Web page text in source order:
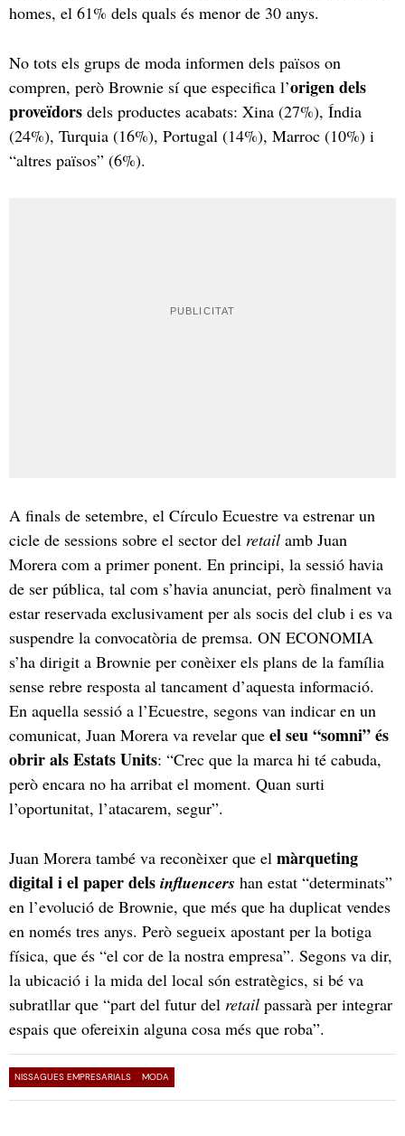
homes, el 61% dels quals és menor de 30 anys.
No tots els grups de moda informen dels països on
compren, però Brownie sí que especifica l’origen dels
proveïdors dels productes acabats: Xina (27%), Índia
(24%), Turquia (16%), Portugal (14%), Marroc (10%) i
“altres països” (6%).
A finals de setembre, el Círculo Ecuestre va estrenar un
cicle de sessions sobre el sector del retail amb Juan
Morera com a primer ponent. En principi, la sessió havia
de ser pública, tal com s’havia anunciat, però finalment va
estar reservada exclusivament per als socis del club i es va
suspendre la convocatòria de premsa. ON ECONOMIA
s’ha dirigit a Brownie per conèixer els plans de la família
sense rebre resposta al tancament d’aquesta informació.
En aquella sessió a l’Ecuestre, segons van indicar en un
comunicat, Juan Morera va revelar que el seu “somni” és
obrir als Estats Units: “Crec que la marca hi té cabuda,
però encara no ha arribat el moment. Quan surti
l’oportunitat, l’atacarem, segur”.
Juan Morera també va reconèixer que el màrqueting
digital i el paper dels influencers han estat “determinats”
en l’evolució de Brownie, que més que ha duplicat vendes
en només tres anys. Però segueix apostant per la botiga
física, que és “el cor de la nostra empresa”. Segons va dir,
la ubicació i la mida del local són estratègics, si bé va
subratllar que “part del futur del retail passarà per integrar
espais que ofereixin alguna cosa més que roba”.
NISSAGUES EMPRESARIALS MODA